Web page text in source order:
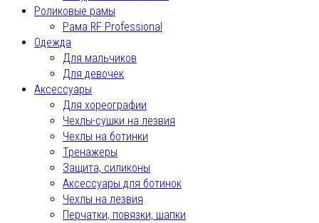
Роликовые рамы
Рама RF Professional
Одежда
Для мальчиков
Для девочек
Аксессуары
Для хореографии
Чехлы-сушки на лезвия
Чехлы на ботинки
Тренажеры
Защита, силиконы
Аксессуары для ботинок
Чехлы на лезвия
Перчатки, повязки, шапки